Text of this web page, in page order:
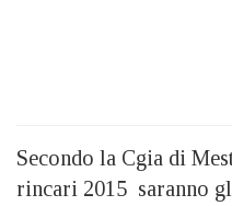
Secondo la Cgia di
rincari 2015 saranno